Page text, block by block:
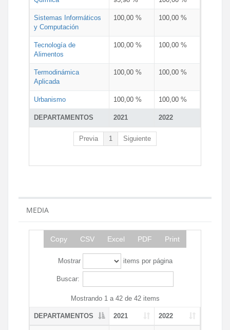
DEPARTAMENTOS 2021 2022
Sistemas Informáticos
y Computación
100,00 % 100,00 %
Tecnología de
Alimentos
100,00 % 100,00 %
Termodinámica
Aplicada
100,00 % 100,00 %
Urbanismo 100,00 % 100,00 %
Previa 1 Siguiente
MEDIA
Copy CSV Excel PDF Print
Mostrar items por página
Buscar:
Mostrando 1 a 42 de 42 items
DEPARTAMENTOS 2021 2022